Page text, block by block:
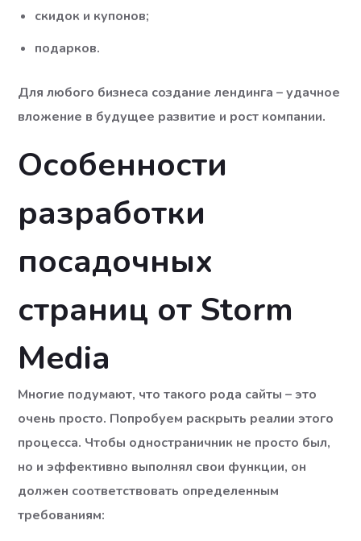
скидок и купонов;
подарков.
Для любого бизнеса создание лендинга – удачное
вложение в будущее развитие и рост компании.
Особенности
разработки
посадочных
страниц от Storm
Media
Многие подумают, что такого рода сайты – это
очень просто. Попробуем раскрыть реалии этого
процесса. Чтобы одностраничник не просто был,
но и эффективно выполнял свои функции, он
должен соответствовать определенным
требованиям: